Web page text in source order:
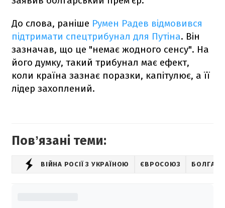
До слова, раніше Румен Радев відмовився
підтримати спецтрибунал для Путіна. Він
зазначав, що це "немає жодного сенсу". На
його думку, такий трибунал має ефект,
коли країна зазнає поразки, капітулює, а її
лідер захоплений.
Повʼязані теми:
ВІЙНА РОСІЇ З УКРАЇНОЮ ЄВРОСОЮЗ